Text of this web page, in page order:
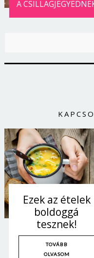
A
Ezek az ételek
boldoggá
tesznek!
TOVÁBB
OLVASOM